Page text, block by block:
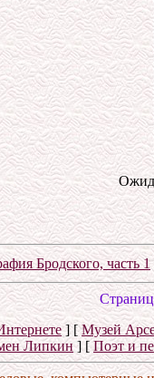
Бродского, часть 1
] [Музей
Липкин] [Поэт и